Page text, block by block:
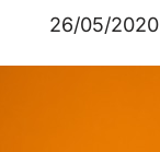
26/05/2020